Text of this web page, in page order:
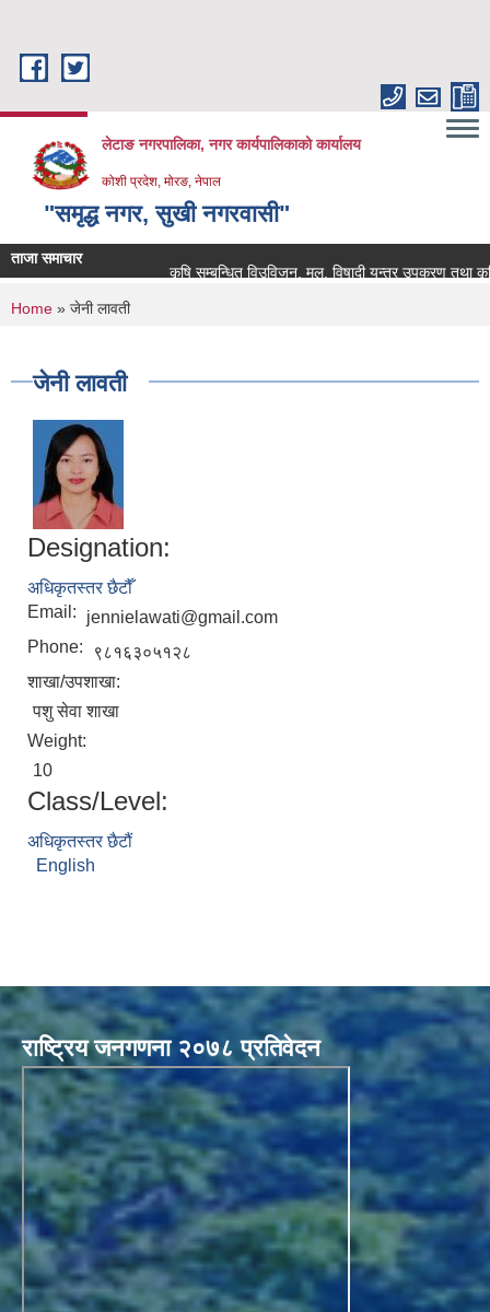
लेटाङ नगरपालिका, नगर कार्यपालिकाको कार्यालय
कोशी प्रदेश, मोरङ, नेपाल
"समृद्ध नगर, सुखी नगरवासी"
ताजा समाचार
कृषि सम्बन्धित विउविजन, मल, विषादी यन्त्र उपकरण तथा कृषि
You are here
Home » जेनी लावती
जेनी लावती
Designation:
अधिकृतस्तर छैटौँ
Email:
jennielawati@gmail.com
Phone:
९८१६३०५१२८
शाखा/उपशाखा:
पशु सेवा शाखा
Weight:
10
Class/Level:
अधिकृतस्तर छैटौं
English
राष्ट्रिय जनगणना २०७८ प्रतिवेदन